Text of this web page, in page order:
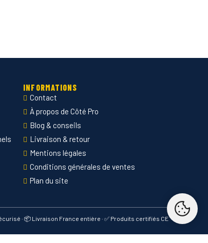
INFORMATIONS
Contact
À propos de Côté Pro
Blog & conseils
Livraison & retour
Mentions légales
Conditions générales de ventes
Plan du site
· 📦 Livraison France entière · ✅ Produits certifiés CE